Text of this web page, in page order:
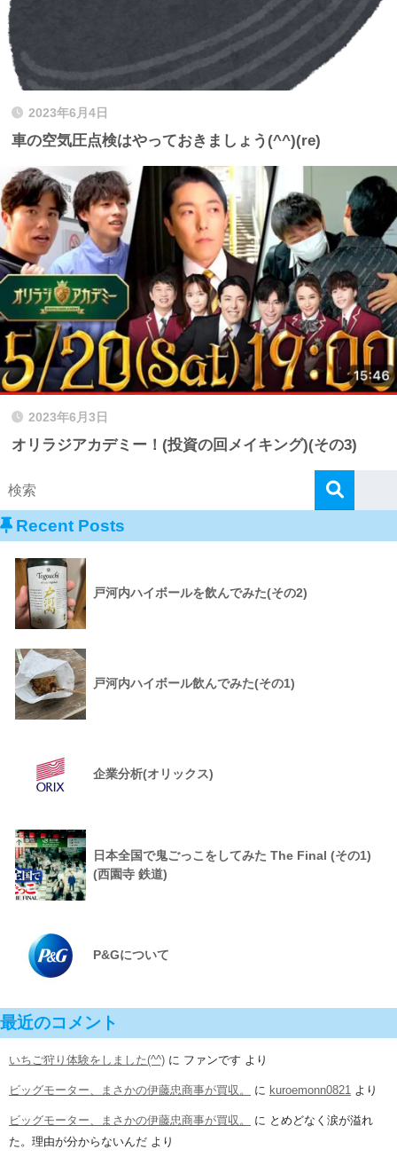
2023年6月4日
車の空気圧点検はやっておきましょう(^^)(re)
2023年6月3日
オリラジアカデミー！(投資の回メイキング)(その3)
Recent Posts
戸河内ハイボールを飲んでみた(その2)
戸河内ハイボール飲んでみた(その1)
企業分析(オリックス)
日本全国で鬼ごっこをしてみた The Final (その1)
(西園寺 鉄道)
P&Gについて
最近のコメント
いちご狩り体験をしました(^^) に ファンです より
ビッグモーター、まさかの伊藤忠商事が買収。 に kuroemonn0821 より
ビッグモーター、まさかの伊藤忠商事が買収。 に とめどなく涙が溢れ
た。理由が分からないんだ より